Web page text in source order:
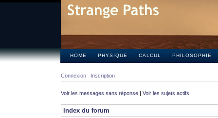
HOME PHYSIQUE CALCUL PHILOSOPHIE
Connexion Inscription
Voir les messages sans réponse | Voir les sujets actifs
Index du forum